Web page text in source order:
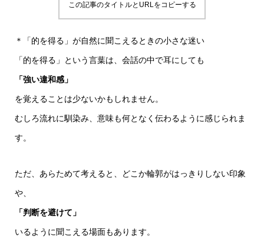
この記事のタイトルとURLをコピーする
＊「的を得る」が自然に聞こえるときの小さな迷い
「的を得る」という言葉は、会話の中で耳にしても
「強い違和感」
を覚えることは少ないかもしれません。
むしろ流れに馴染み、意味も何となく伝わるように感じられま
す。
ただ、あらためて考えると、どこか輪郭がはっきりしない印象
や、
「判断を避けて」
いるように聞こえる場面もあります。